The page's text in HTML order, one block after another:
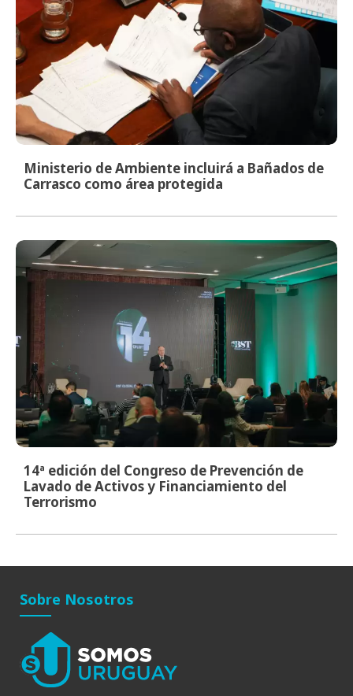
Ministerio de Ambiente incluirá a Bañados de
Carrasco como área protegida
14ª edición del Congreso de Prevención de
Lavado de Activos y Financiamiento del
Terrorismo
Sobre Nosotros